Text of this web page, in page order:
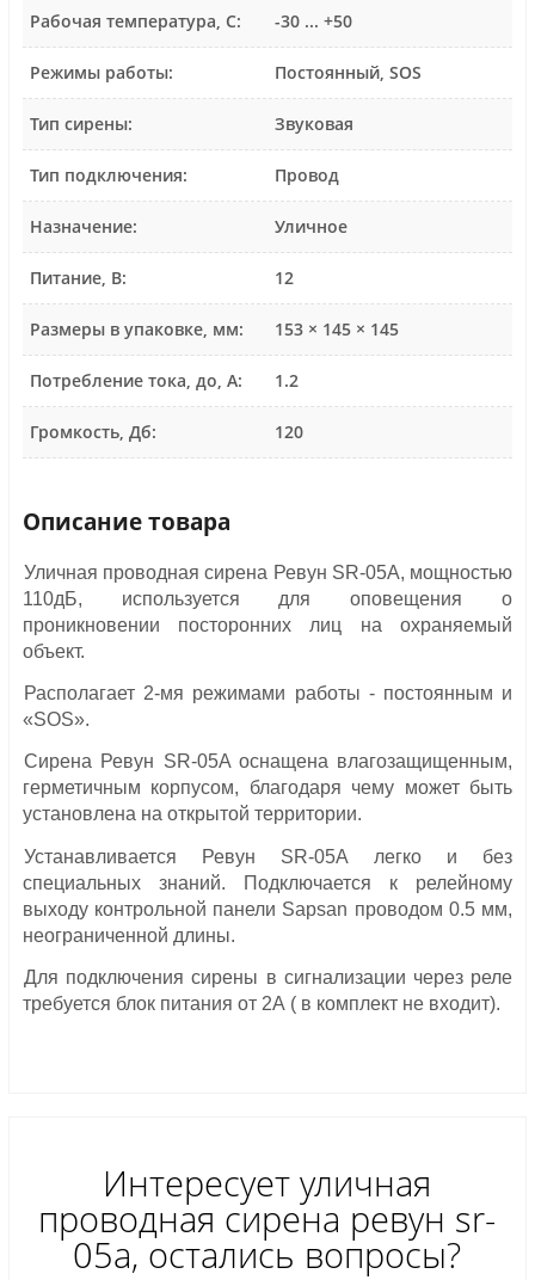
Рабочая температура, C: -30 ... +50
Режимы работы: Постоянный, SOS
Тип сирены: Звуковая
Тип подключения: Провод
Назначение: Уличное
Питание, В: 12
Размеры в упаковке, мм: 153 × 145 × 145
Потребление тока, до, А: 1.2
Громкость, Дб: 120
Описание товара
Уличная проводная сирена Ревун SR-05A, мощностью
110дБ, используется для оповещения о
проникновении посторонних лиц на охраняемый
объект.
Располагает 2-мя режимами работы - постоянным и
«SOS».
Сирена Ревун SR-05A оснащена влагозащищенным,
герметичным корпусом, благодаря чему может быть
установлена на открытой территории.
Устанавливается Ревун SR-05A легко и без
специальных знаний. Подключается к релейному
выходу контрольной панели Sapsan проводом 0.5 мм,
неограниченной длины.
Для подключения сирены в сигнализации через реле
требуется блок питания от 2А ( в комплект не входит).
Интересует уличная
проводная сирена ревун sr-
05a, остались вопросы?